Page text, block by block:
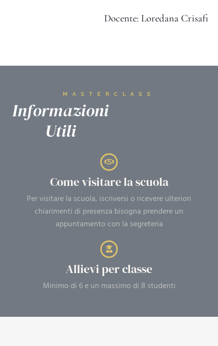
Docente: Loredana Crisafi
MASTERCLASS
Informazioni
Utili
Come visitare la scuola
Per visitare la scuola, iscriversi o ricevere ulteriori
chiarimenti di presenza bisogna prendere un
appuntamento con la segreteria
Allievi per classe
Minimo di 6 e un massimo di 8 studenti